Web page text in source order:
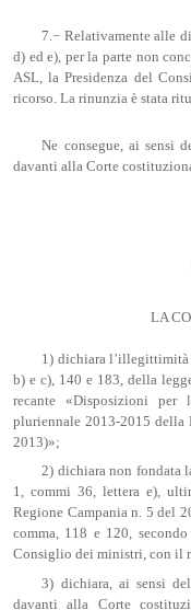
7.− Relativamente alle
d) ed e), per la parte non
ASL, la Presidenza del
ricorso. La rinunzia è stata
Ne consegue, ai sensi
davanti alla Corte
LA
1) dichiara l’illegittimità
b) e c), 140 e 183, della
recante «Disposizioni
pluriennale 2013-2015 della
2013)»;
2) dichiara non fondata
1, commi 36, lettera e),
Regione Campania n. 5 del
comma, 118 e 120,
Consiglio dei ministri, con il
3) dichiara, ai sensi
davanti alla Corte